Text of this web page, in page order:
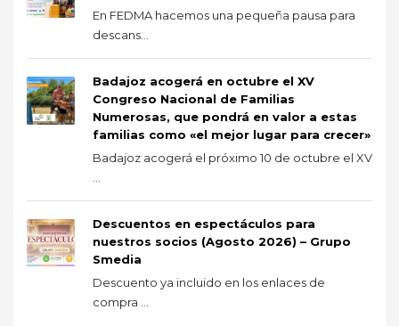
En FEDMA hacemos una pequeña pausa para
descans...
Badajoz acogerá en octubre el XV
Congreso Nacional de Familias
Numerosas, que pondrá en valor a estas
familias como «el mejor lugar para crecer»
Badajoz acogerá el próximo 10 de octubre el XV
Descuentos en espectáculos para
nuestros socios (Agosto 2026) – Grupo
Smedia
Descuento ya incluido en los enlaces de
compra ...